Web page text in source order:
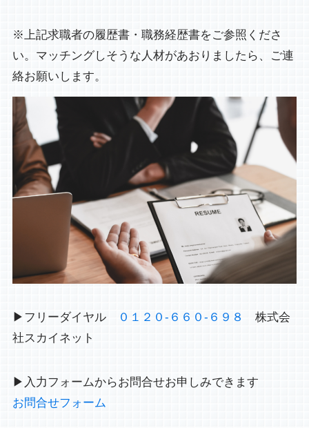
※上記求職者の履歴書・職務経歴書をご参照くださ
い。マッチングしそうな人材があおりましたら、ご連
絡お願いします。
▶フリーダイヤル ０１２０-６６０-６９８
株式会
社スカイネット
▶入力フォームからお問合せお申しみできます
お問合せフォーム